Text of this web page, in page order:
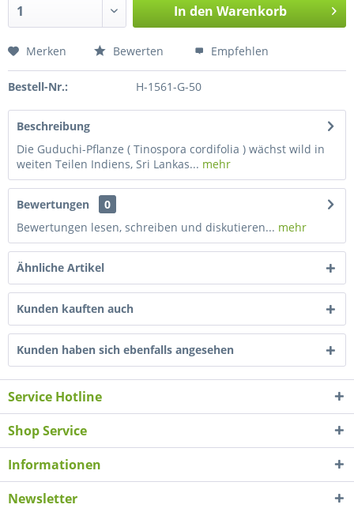
In den Warenkorb
Merken Bewerten Empfehlen
Bestell-Nr.: H-1561-G-50
Beschreibung
Die Guduchi-Pflanze ( Tinospora cordifolia ) wächst wild in
weiten Teilen Indiens, Sri Lankas... mehr
Bewertungen
0
Bewertungen lesen, schreiben und diskutieren... mehr
Ähnliche Artikel
Kunden kauften auch
Kunden haben sich ebenfalls angesehen
Service Hotline
Shop Service
Informationen
Newsletter